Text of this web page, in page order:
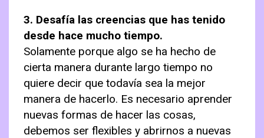
3. Desafía las creencias que has tenido
desde hace mucho tiempo.
Solamente porque algo se ha hecho de
cierta manera durante largo tiempo no
quiere decir que todavía sea la mejor
manera de hacerlo. Es necesario aprender
nuevas formas de hacer las cosas,
debemos ser flexibles y abrirnos a nuevas